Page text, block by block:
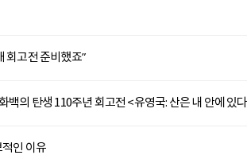
회고전 준비했죠”
백의 탄생 110주년 회고전 <유영국: 산은 내 안에 있
인 이유